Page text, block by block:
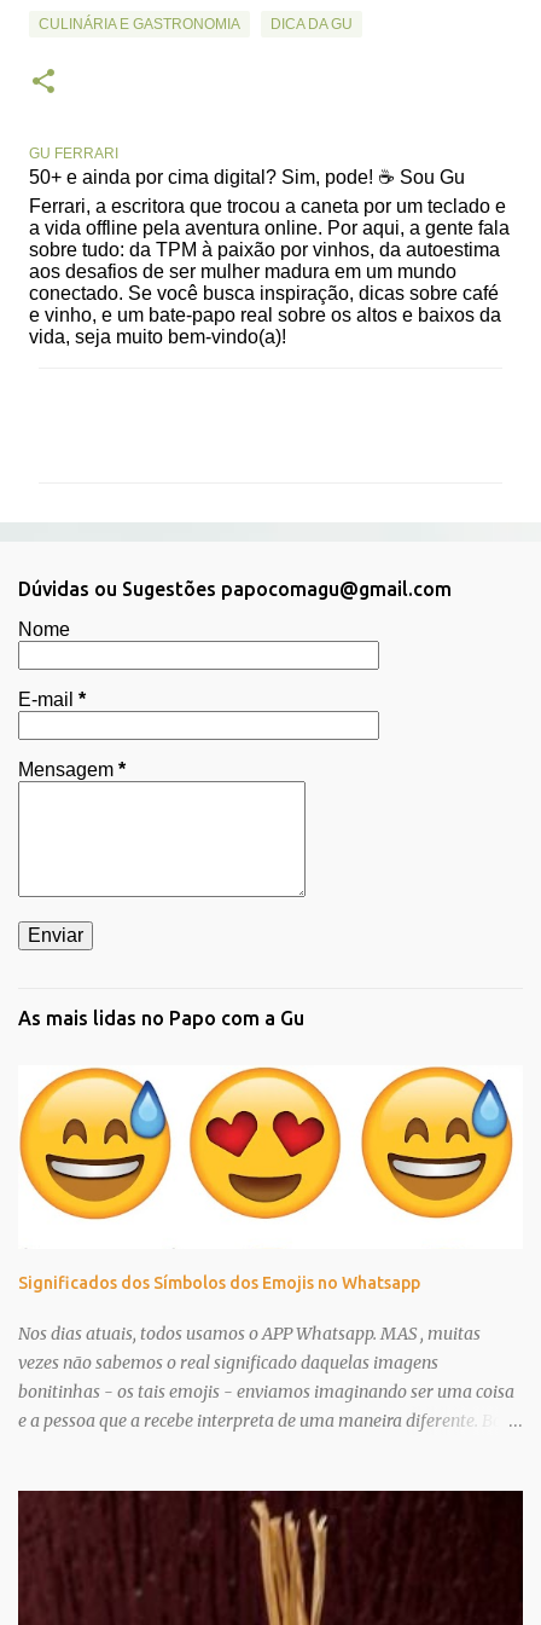
CULINÁRIA E GASTRONOMIA DICA DA GU
GU FERRARI
50+ e ainda por cima digital? Sim, pode! ☕ Sou Gu
Ferrari, a escritora que trocou a caneta por um teclado e
a vida offline pela aventura online. Por aqui, a gente fala
sobre tudo: da TPM à paixão por vinhos, da autoestima
aos desafios de ser mulher madura em um mundo
conectado. Se você busca inspiração, dicas sobre café
e vinho, e um bate-papo real sobre os altos e baixos da
vida, seja muito bem-vindo(a)!
t
r
i
o
s
Dúvidas ou Sugestões papocomagu@gmail.com
Nome
E-mail *
Mensagem *
As mais lidas no Papo com a Gu
Significados dos Símbolos dos Emojis no Whatsapp
Nos dias atuais, todos usamos o APP Whatsapp. MAS , muitas
vezes não sabemos o real significado daquelas imagens
bonitinhas - os tais emojis - enviamos imaginando ser uma coisa
e a pessoa que a recebe interpreta de uma maneira diferente. Bora
Representa amor sincero e pureza no coração. É pouco usado em
um contexto romântico, e mais como sinônimo de felicidade,
amizade e alegria de viver. ❤ Coração vermelho O coração
vermelho é o símbolo clássico do amor. Expressão de paixão e